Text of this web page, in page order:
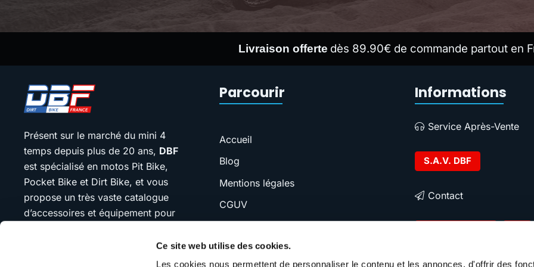
Ce site web utilise des cookies.
Les cookies nous permettent de personnaliser le contenu et les annonces, d'offrir des
Livraison offerte dès 89.90€ de commande partout en
Présent sur le marché du mini 4
temps depuis plus de 20 ans, DBF
est spécialisé en motos Pit Bike,
Pocket Bike et Dirt Bike, et vous
propose un très vaste catalogue
d’accessoires et équipement pour
Notre devise : “jamais plus cher que
Parcourir
Accueil
Blog
Mentions légales
CGUV
SAV
Informations
Service Après-Vente
S.A.V. DBF
Contact